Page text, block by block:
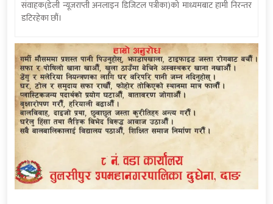
संवाहक(डेली न्यूजराप्ती अनलाइन डिजिटल पत्रीका)को माध्यमबाट हामी निरन्तर
डटिरहेका छौं।